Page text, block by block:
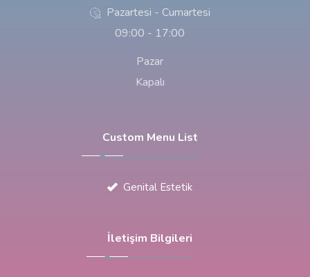
Pazartesi - Cumartesi
09:00 - 17:00
Pazar
Kapalı
Custom Menu List
Genital Estetik
İletişim Bilgileri